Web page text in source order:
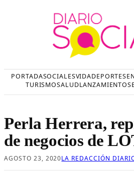
PORTADASOCIALESVIDADEPORTES
TURISMOSALUDLANZAMIENTOS
Perla Herrera,
de negocios de
AGOSTO 23, 2020LA REDACCIÓN